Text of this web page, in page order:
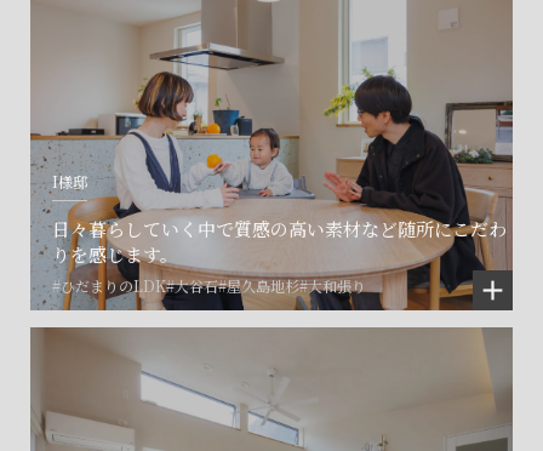
I様邸
日々暮らしていく中で質感の高い素材など随所にこだわ
りを感じます。
#ひだまりのLDK#大谷石#屋久島地杉#大和張り
©SET inc.